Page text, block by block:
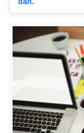
Pháp luật
Vụ án